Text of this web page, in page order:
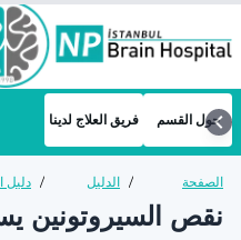
حول القسم فريق العلاج لدينا
الصفحة
/ الدليل
/ دليل
نقص السيروتونين